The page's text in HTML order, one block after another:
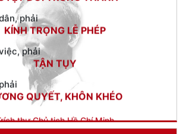
phải
TẬN TỤY
QUYẾT, KHÔN KHÉO
Trích thư Chủ tịch Hồ Chí Minh
gửi Công an Khu XII,
ngày 11 tháng 3 năm 1948.